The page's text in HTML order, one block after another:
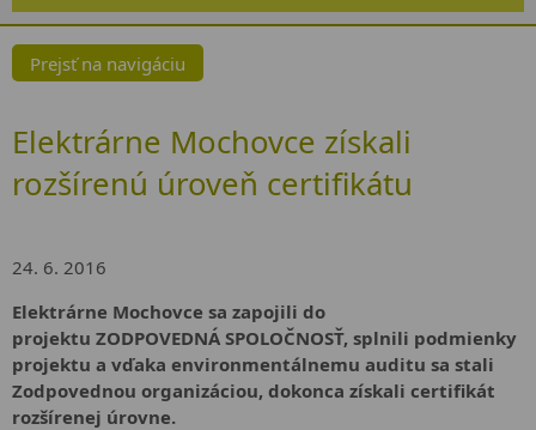
Prejsť na navigáciu
Elektrárne Mochovce získali
rozšírenú úroveň certifikátu
24. 6. 2016
Elektrárne Mochovce sa zapojili do
projektu ZODPOVEDNÁ SPOLOČNOSŤ, splnili podmienky
projektu a vďaka environmentálnemu auditu sa stali
Zodpovednou organizáciou, dokonca získali certifikát
rozšírenej úrovne.